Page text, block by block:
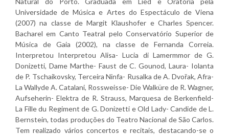
Universidade de Música e Artes do Espectáculo de Viena
(2007) na classe de Margit Klaushofer e Charles Spencer.
Bacharel em Canto Teatral pelo Conservatório Superior de
Música de Gaia (2002), na classe de Fernanda Correia.
Interpretou Interpretou Alisa- Lucia di Lamermmor de G.
Donizetti, Dame Marthe- Faust de C. Gounod, Laura- Iolanta
de P. Tschaikovsky, Terceira Ninfa- Rusalka de A. Dvořak, Afra-
La Wallyde A. Catalani, Rossweisse- Die Walküre de R. Wagner,
Aufseherin- Elektra de R. Strauss, Marquesa de Berkenfield-
La Fille du Regiment de G. Donizetti e Old Lady- Candide de L.
Bernstein, todas produções do Teatro Nacional de São Carlos.
Tem realizado vários concertos e recitais, destacando-se o